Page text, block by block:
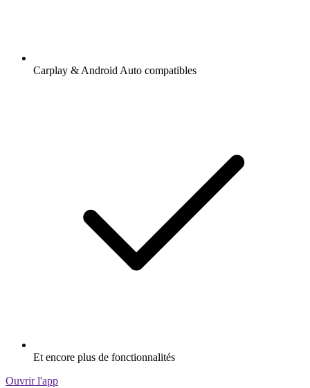
Carplay & Android Auto compatibles
Et encore plus de fonctionnalités
Ouvrir l'app